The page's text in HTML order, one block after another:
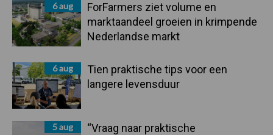
6 aug
ForFarmers ziet volume en
marktaandeel groeien in krimpende
Nederlandse markt
6 aug
Tien praktische tips voor een
langere levensduur
5 aug
“Vraag naar praktische